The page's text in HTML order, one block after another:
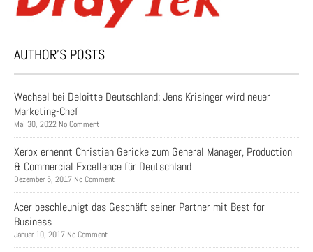
AUTHOR’S POSTS
Wechsel bei Deloitte Deutschland: Jens Krisinger wird neuer
Marketing-Chef
Mai 30, 2022 No Comment
Xerox ernennt Christian Gericke zum General Manager, Production
& Commercial Excellence für Deutschland
Dezember 5, 2017 No Comment
Acer beschleunigt das Geschäft seiner Partner mit Best for
Business
Januar 10, 2017 No Comment